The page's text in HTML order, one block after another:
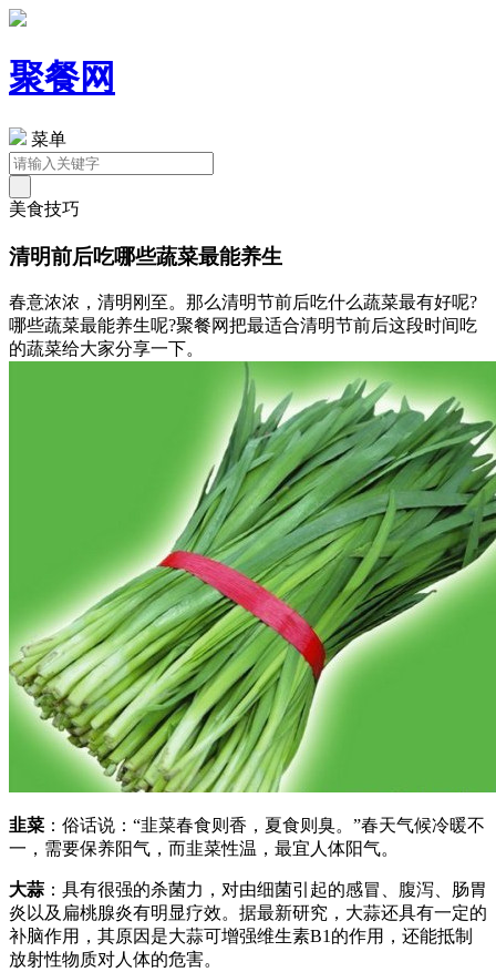
聚餐网
菜单
美食技巧
清明前后吃哪些蔬菜最能养生
春意浓浓，清明刚至。那么清明节前后吃什么蔬菜最有好呢?
哪些蔬菜最能养生呢?聚餐网把最适合清明节前后这段时间吃
的蔬菜给大家分享一下。
韭菜 ：俗话说：“韭菜春食则香，夏食则臭。”春天气候冷暖不
一，需要保养阳气，而韭菜性温，最宜人体阳气。
大蒜 ：具有很强的杀菌力，对由细菌引起的感冒、腹泻、肠胃
炎以及扁桃腺炎有明显疗效。据最新研究，大蒜还具有一定的
补脑作用，其原因是大蒜可增强维生素B1的作用，还能抵制
放射性物质对人体的危害。